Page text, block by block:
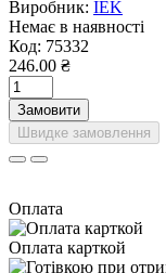
Виробник: IEK
Немає в наявності
Код: 75332
246.00 ₴
Замовити
Швидке замовлення
Оплата
Оплата карткой